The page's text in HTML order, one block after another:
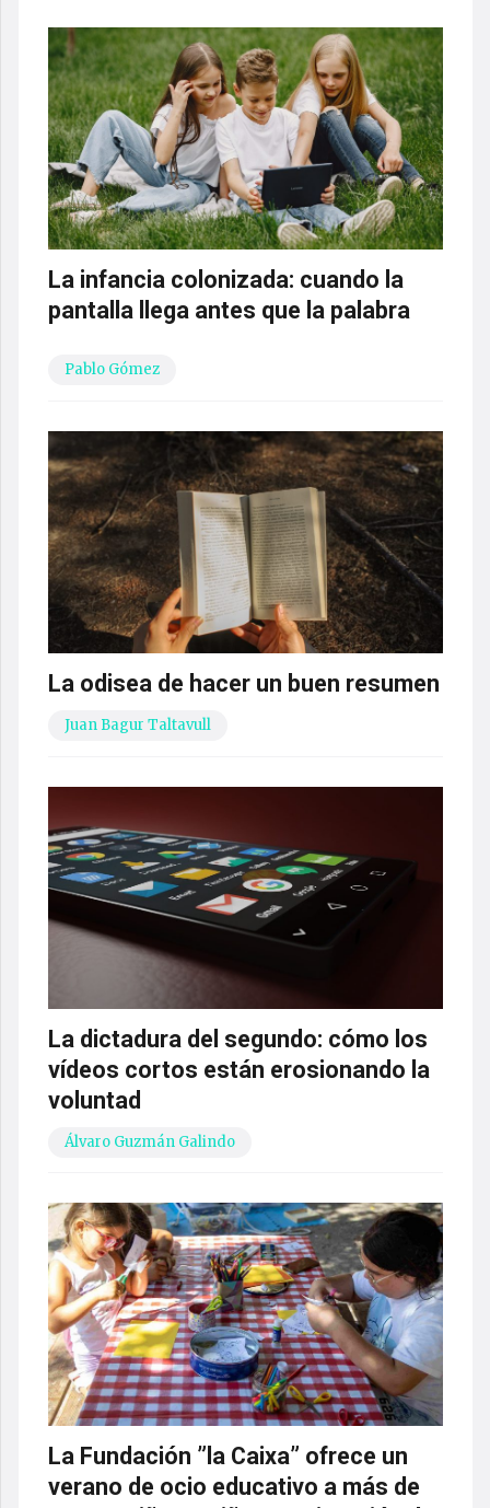
La infancia colonizada: cuando la
pantalla llega antes que la palabra
Pablo Gómez
La odisea de hacer un buen resumen
Juan Bagur Taltavull
La dictadura del segundo: cómo los
vídeos cortos están erosionando la
voluntad
Álvaro Guzmán Galindo
La Fundación ”la Caixa” ofrece un
verano de ocio educativo a más de